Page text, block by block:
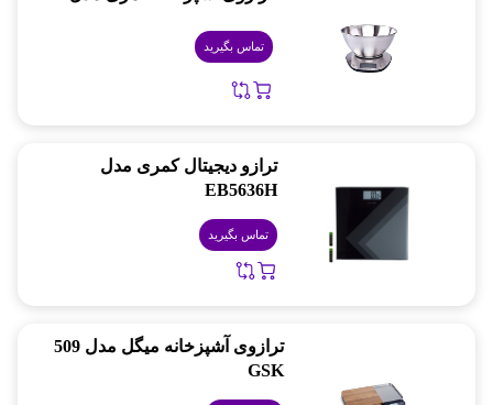
تماس بگیرید
ترازو دیجیتال کمری مدل
EB5636H
تماس بگیرید
ترازوی آشپزخانه میگل مدل 509
GSK